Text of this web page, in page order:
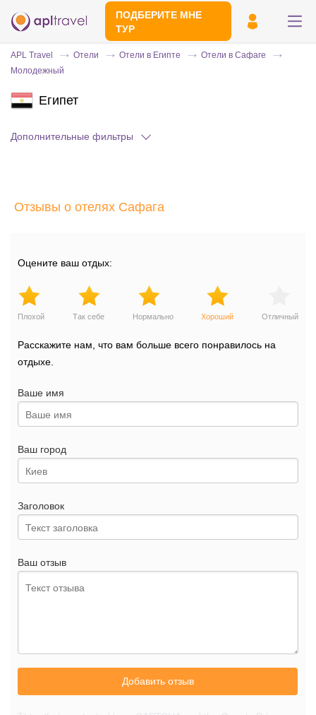
ПОДБЕРИТЕ МНЕ
ТУР
Отправьте свой номер телефона
Эксперт свяжется с вами и сделает
APL Travel Отели Отели в Египте
Отели в Сафаге
Молодежный
Египет
Дополнительные фильтры
Отзывы о отелях Сафага
Оцените ваш отдых:
Плохой Так себе Нормально Хороший Отличный
Расскажите нам, что вам больше всего понравилось на
отдыхе.
Ваше имя
Ваш город
Заголовок
Ваш отзыв
Добавить отзыв